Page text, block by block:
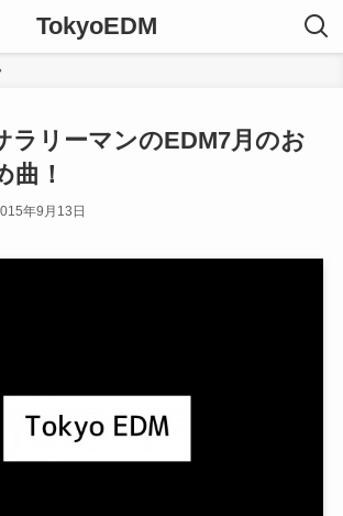
TokyoEDM
ラリーマンのEDM7月のお
曲！
年9月13日